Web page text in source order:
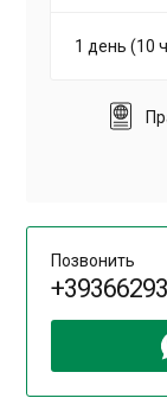
1 день (10
Позвонить